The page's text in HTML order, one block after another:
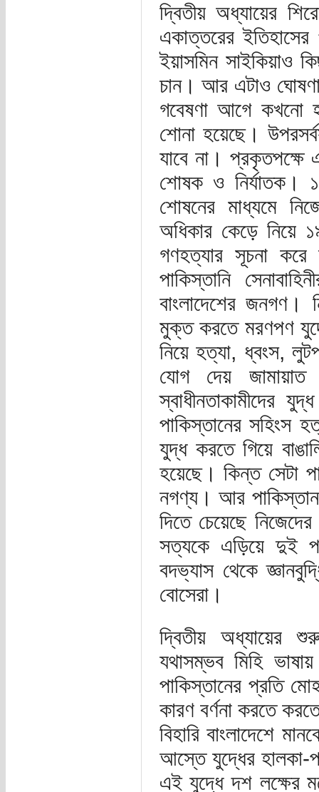
দ্বিতীয় অধ্যায়ের
একাত্তরের
ইয়াসমিন সাইকিয়াও
চান। আর এটাও
গবেষণা আগে কখনো
শোনা হয়েছে।
যাবে না। প্রকৃতপক্ষে
শোষক ও নির্যাতক।
শোষনের মাধ্যমে
অধিকার কেড়ে নিয়ে
গণহত্যার সূচনা
পাকিস্তানি
বাংলাদেশের জনগণ।
মুক্ত করতে মরণপণ
নিয়ে হত্যা, ধ্বংস,
যোগ দেয় জামায়াত
স্বাধীনতাকামীদের
পাকিস্তানের সহিংস
যুদ্ধ করতে গিয়ে
হয়েছে। কিন্ত সেটা
নগণ্য। আর পাকিস্তান
দিতে চেয়েছে
সত্যকে এড়িয়ে দুই
বদভ্যাস থেকে
বোসেরা।
দ্বিতীয় অধ্যায়ের
যথাসম্ভব মিহি
পাকিস্তানের প্রতি
কারণ বর্ণনা করতে
বিহারি বাংলাদেশে
আস্তে যুদ্ধের হালকা-
এই যুদ্ধে দশ লক্ষের